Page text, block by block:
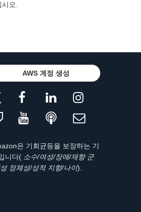
오.
AWS 계정 생성
은 기회균등을 보장하는 기
니다( 소수/여성/장애/재향 군
정체성/성적 지향/나이).